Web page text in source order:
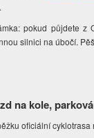
pokud půjdete z
silnici na úbočí.
na kole,
oficiální cyklotrasa